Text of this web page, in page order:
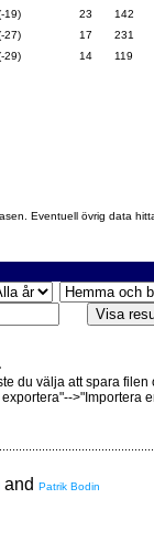
19) 23
142
27) 17
231
29) 14 119
Eventuell övrig data
du välja att spara filen
>"Importera
and Patrik Bodin